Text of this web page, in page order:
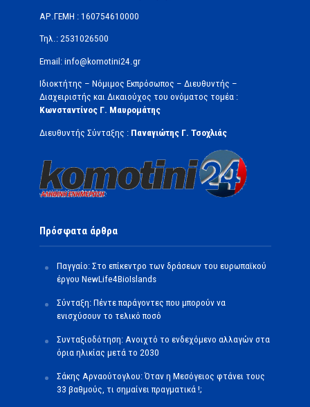
ΑΡ.ΓΕΜΗ : 160754610000
Τηλ.: 2531026500
Email: info@komotini24.gr
Ιδιοκτήτης – Νόμιμος Εκπρόσωπος – Διευθυντής –
Διαχειριστής και Δικαιούχος του ονόματος τομέα :
Κωνσταντίνος Γ. Μαυρομάτης
Διευθυντής Σύνταξης : Παναγιώτης Γ. Τσοχλιάς
Πρόσφατα άρθρα
Παγγαίο: Στο επίκεντρο των δράσεων του ευρωπαϊκού
έργου NewLife4BioIslands
Σύνταξη: Πέντε παράγοντες που μπορούν να
ενισχύσουν το τελικό ποσό
Συνταξιοδότηση: Ανοιχτό το ενδεχόμενο αλλαγών στα
όρια ηλικίας μετά το 2030
Σάκης Αρναούτογλου: Όταν η Μεσόγειος φτάνει τους
33 βαθμούς, τι σημαίνει πραγματικά !;